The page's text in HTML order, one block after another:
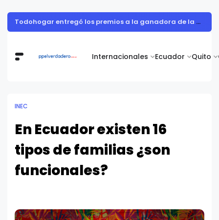
Internacionales Ecuador Quito
Todohogar entregó los premios a la ganadora de la campaña “Puertatlón Futbolero”
INEC
En Ecuador existen 16
tipos de familias ¿son
funcionales?